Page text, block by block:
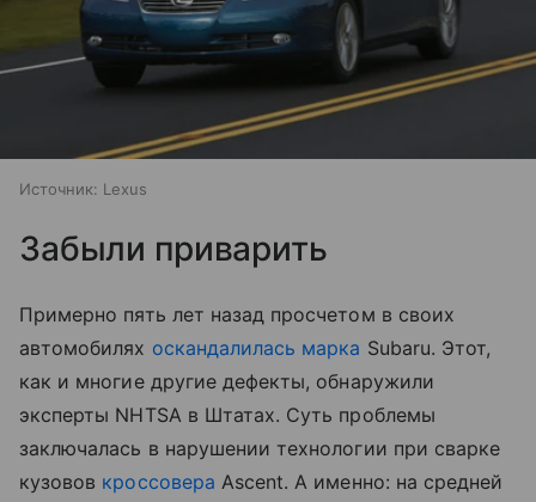
Источник: Lexus
Забыли приварить
Примерно пять лет назад просчетом в своих
автомобилях оскандалилась марка Subaru. Этот,
как и многие другие дефекты, обнаружили
эксперты NHTSA в Штатах. Суть проблемы
заключалась в нарушении технологии при сварке
кузовов кроссовера Ascent. А именно: на средней